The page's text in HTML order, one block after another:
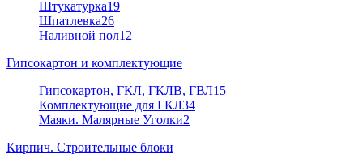
Штукатурка19
Шпатлевка26
Наливной пол12
Гипсокартон и комплектующие
Гипсокартон, ГКЛ, ГКЛВ, ГВЛ15
Комплектующие для ГКЛ34
Маяки. Малярные Уголки2
Кирпич. Строительные блоки